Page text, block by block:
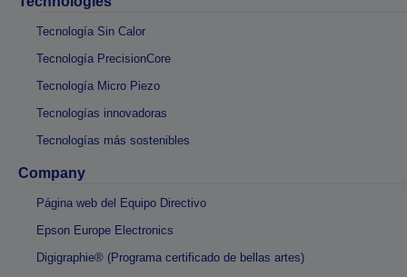
Tecnología Sin Calor
Tecnología PrecisionCore
Tecnología Micro Piezo
Tecnologías innovadoras
Tecnologías más sostenibles
Company
Página web del Equipo Directivo
Epson Europe Electronics
Digigraphie® (Programa certificado de bellas artes)